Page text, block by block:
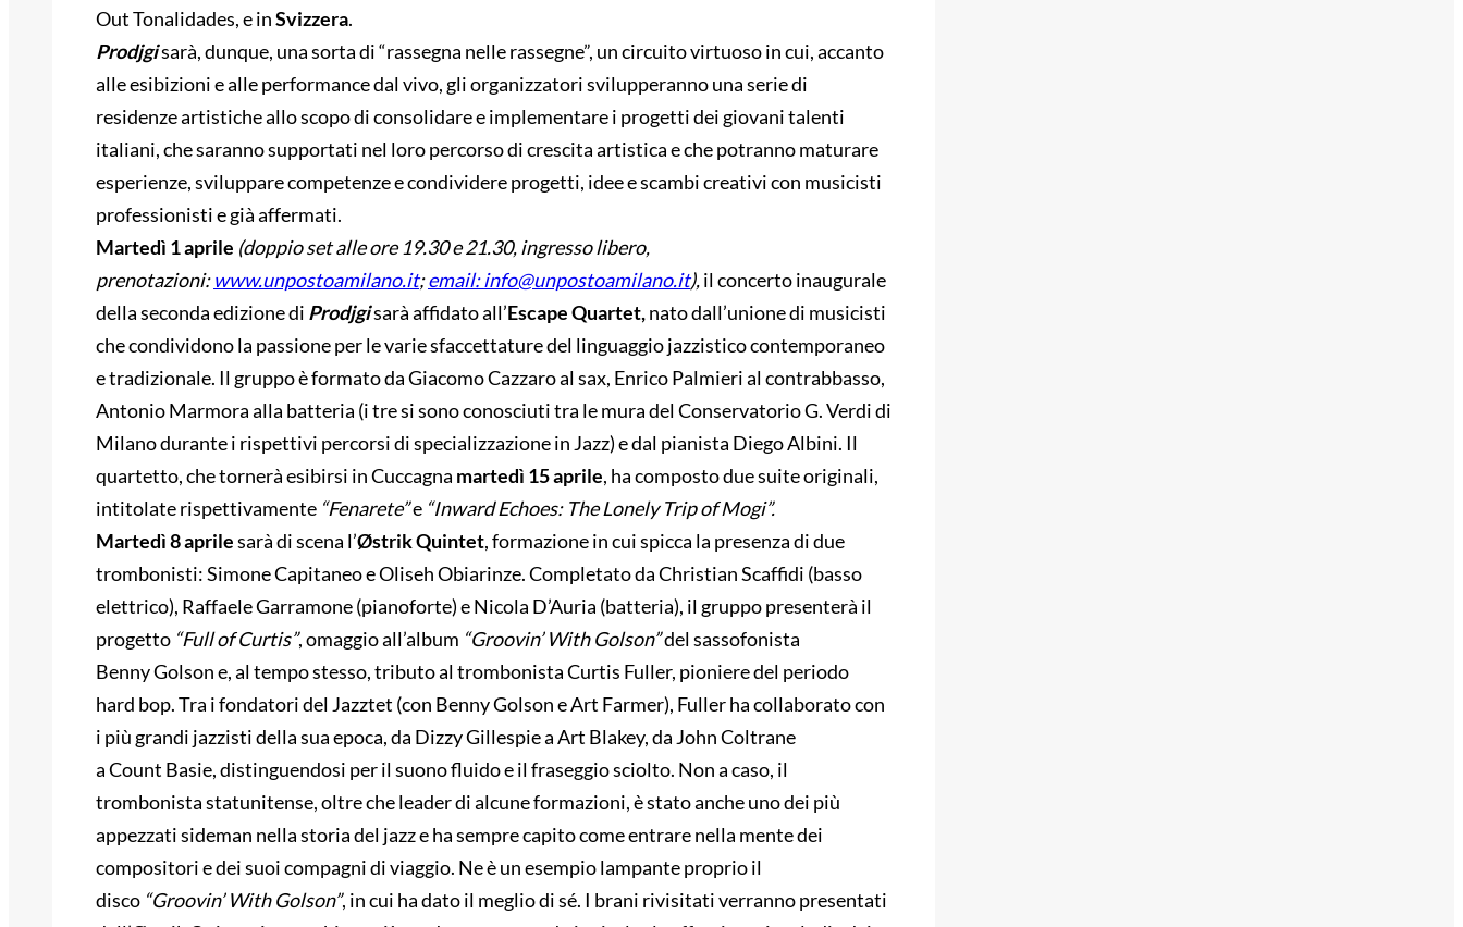
Out Tonalidades, e inSvizzera.
Prodjgisarà, dunque, una sorta di “rassegna nelle rassegne”, un circuito virtuoso in cui, accanto
alle esibizioni e alle performance dal vivo, gli organizzatori svilupperanno una serie di
residenze artistiche allo scopo di consolidare e implementare i progetti dei giovani talenti
italiani, che saranno supportati nel loro percorso di crescita artistica e che potranno maturare
esperienze, sviluppare competenze e condividere progetti, idee e scambi creativi con musicisti
professionisti e già affermati.
Martedì 1 aprile (doppio set alle ore 19.30 e 21.30, ingresso libero,
prenotazioni:www.unpostoamilano.it;email: info@unpostoamilano.it),il concerto inaugurale
della seconda edizione di Prodjgisarà affidato all’Escape Quartet,nato dall’unione di musicisti
che condividono la passione per le varie sfaccettature del linguaggio jazzistico contemporaneo
e tradizionale. Il gruppo è formato da Giacomo Cazzaro al sax, Enrico Palmieri al contrabbasso,
Antonio Marmora alla batteria (i tre si sono conosciuti tra le mura del Conservatorio G. Verdi di
Milano durante i rispettivi percorsi di specializzazione in Jazz) e dal pianista Diego Albini. Il
quartetto, che tornerà esibirsi in Cuccagna martedì 15 aprile, ha composto due suite originali,
intitolate rispettivamente “Fenarete”e “Inward Echoes: TheLonelyTrip of Mogi”.
Martedì 8 aprilesarà di scena l’ØstrikQuintet, formazione in cui spicca la presenza di due
trombonisti: Simone Capitaneo e Oliseh Obiarinze. Completato da Christian Scaffidi (basso
elettrico), Raffaele Garramone (pianoforte) e Nicola D’Auria (batteria), il gruppo presenterà il
progetto “Full of Curtis”, omaggio all’album “Groovin’ WithGolson”del sassofonista
Benny Golson e, al tempo stesso, tributo al trombonista Curtis Fuller, pioniere del periodo
hard bop. Tra i fondatori del Jazztet (con Benny Golson e Art Farmer), Fuller ha collaborato con
i più grandi jazzisti della sua epoca, da Dizzy Gillespie a Art Blakey, da John Coltrane
a Count Basie, distinguendosi per il suono fluido e il fraseggio sciolto. Non a caso, il
trombonista statunitense, oltre che leader di alcune formazioni, è stato anche uno dei più
appezzati sideman nella storia del jazz e ha sempre capito come entrare nella mente dei
compositori e dei suoi compagni di viaggio. Ne è un esempio lampante proprio il
disco “Groovin’ WithGolson”, in cui ha dato il meglio di sé. I brani rivisitati verranno presentati